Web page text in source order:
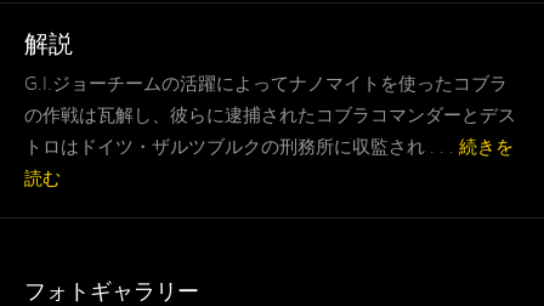
解説
G.I.ジョーチームの活躍によってナノマイトを使ったコブラ
の作戦は瓦解し、彼らに逮捕されたコブラコマンダーとデス
トロはドイツ・ザルツブルクの刑務所に収監され . . . 続きを
読む
フォトギャラリー